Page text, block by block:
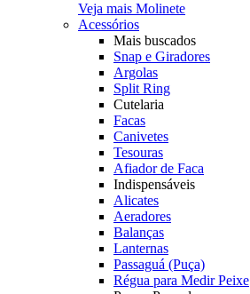
Veja mais Molinete
Acessórios
Mais buscados
Snap e Giradores
Argolas
Split Ring
Cutelaria
Facas
Canivetes
Tesouras
Afiador de Faca
Indispensáveis
Alicates
Aeradores
Balanças
Lanternas
Passaguá (Puça)
Régua para Medir Peixe